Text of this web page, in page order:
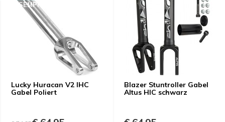
Lucky Huracan V2 IHC
Gabel Poliert
PREISEMPFEHLUNG
Blazer Stuntroller Gabel
Altus HIC schwarz